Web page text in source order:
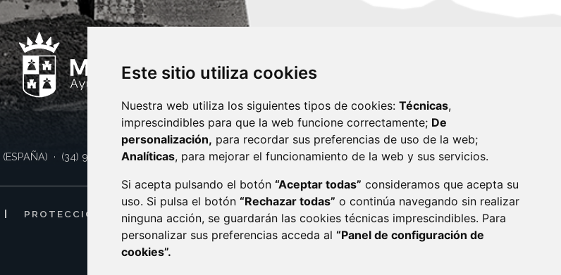
Este sitio utiliza cookies
Nuestra web utiliza los siguientes tipos de cookies: Técnicas,
imprescindibles para que la web funcione correctamente; De
personalización, para recordar sus preferencias de uso de la web;
Analíticas, para mejorar el funcionamiento de la web y sus servicios.
Si acepta pulsando el botón “Aceptar todas” consideramos que acepta su
uso. Si pulsa el botón “Rechazar todas” o continúa navegando sin realizar
ninguna acción, se guardarán las cookies técnicas imprescindibles. Para
personalizar sus preferencias acceda al “Panel de configuración de
cookies”.
(ESPAÑA) · (34) 974 400 700 ·sac@monzon.es monzon.es
PROTECCIÓN DE DATOS POLÍTICA DE COOKIES
ACCESIBILIDAD